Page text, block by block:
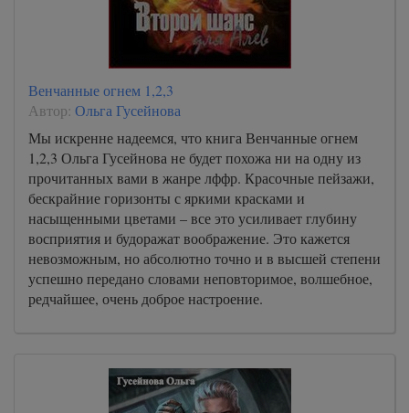
Венчанные огнем 1,2,3
Автор: Ольга Гусейнова
Мы искренне надеемся, что книга Венчанные огнем
1,2,3 Ольга Гусейнова не будет похожа ни на одну из
прочитанных вами в жанре лффр. Красочные пейзажи,
бескрайние горизонты с яркими красками и
насыщенными цветами – все это усиливает глубину
восприятия и будоражат воображение. Это кажется
невозможным, но абсолютно точно и в высшей степени
успешно передано словами неповторимое, волшебное,
редчайшее, очень доброе настроение.